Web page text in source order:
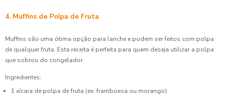
4. Muffins de Polpa de Fruta
Muffins são uma ótima opção para lanche e podem ser feitos com polpa
de qualquer fruta. Esta receita é perfeita para quem deseja utilizar a polpa
que sobrou do congelador.
Ingredientes:
1 xícara de polpa de fruta (ex: framboesa ou morango)